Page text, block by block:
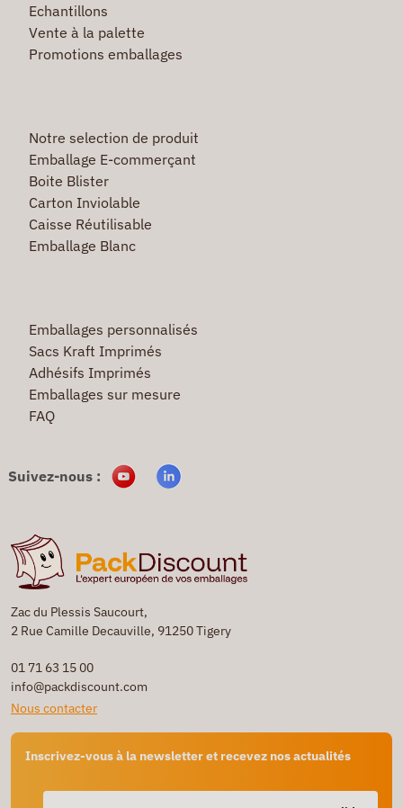
Zac du Plessis Saucourt,
2 Rue Camille Decauville, 91250 Tigery
01 71 63 15 00
info@packdiscount.com
Nous contacter
Inscrivez-vous à la newsletter et recevez nos actualités
Echantillons
Vente à la palette
Promotions emballages
Notre selection de produit
Emballage E-commerçant
Boite Blister
Carton Inviolable
Caisse Réutilisable
Emballage Blanc
Emballages personnalisés
Sacs Kraft Imprimés
Adhésifs Imprimés
Emballages sur mesure
FAQ
Suivez-nous :